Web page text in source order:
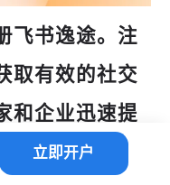
飞书逸途。注
取有效的社交
和企业迅速提
业绩。此外，
立即开户